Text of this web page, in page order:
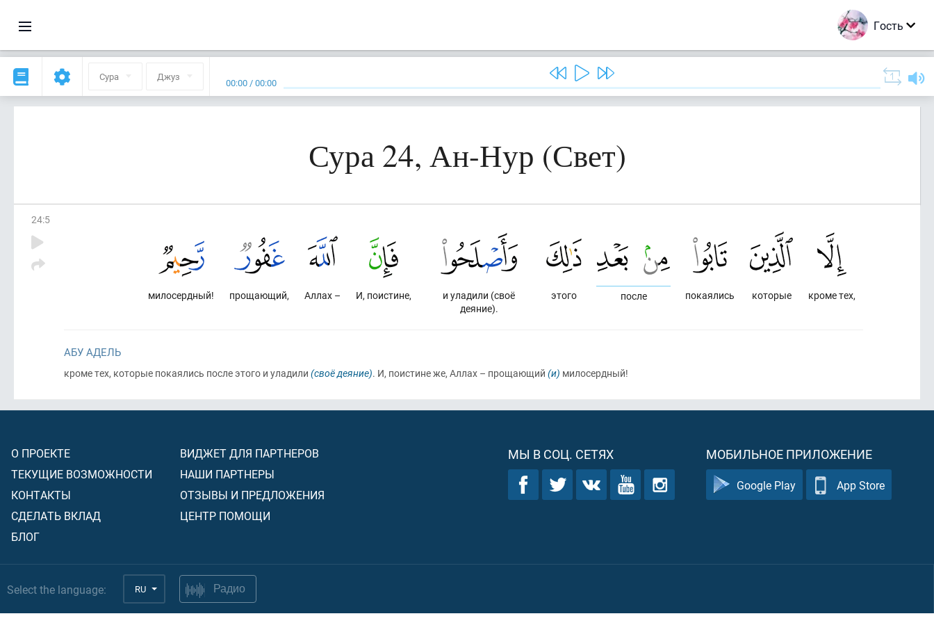
Гость
Сура Джуз 00:00 /00:00
Сура 24, Ан-Нур (Свет)
24:5
кроме тех,
которые
покаялись
после
этого
и уладили (своё
деяние).
И, поистине,
Аллах –
прощающий,
милосердный!
АБУ АДЕЛЬ
кроме тех, которые покаялись после этого и уладили (своё деяние). И, поистине же, Аллах – прощающий (и) милосердный!
О ПРОЕКТЕ
ТЕКУЩИЕ ВОЗМОЖНОСТИ
КОНТАКТЫ
СДЕЛАТЬ ВКЛАД
БЛОГ
ВИДЖЕТ ДЛЯ ПАРТНЕРОВ
НАШИ ПАРТНЕРЫ
ОТЗЫВЫ И ПРЕДЛОЖЕНИЯ
ЦЕНТР ПОМОЩИ
МЫ В СОЦ. СЕТЯХ МОБИЛЬНОЕ ПРИЛОЖЕНИЕ
Google Play App Store
Select the language: RU Радио